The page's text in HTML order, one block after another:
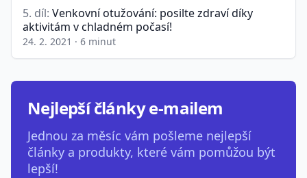
5. díl: Venkovní otužování: posilte zdraví díky
aktivitám v chladném počasí!
24. 2. 2021 · 6 minut
Nejlepší články e-mailem
Jednou za měsíc vám pošleme nejlepší
články a produkty, které vám pomůžou být
lepší!